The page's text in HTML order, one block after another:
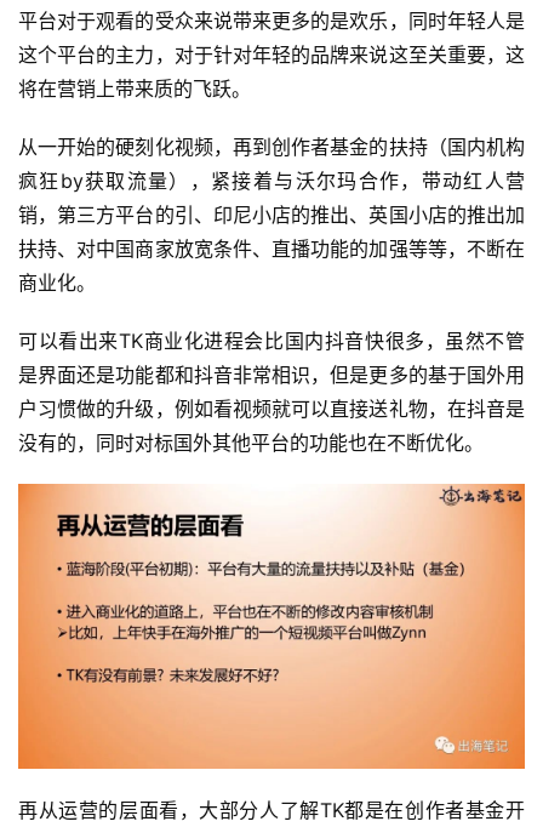
平台对于观看的受众来说带来更多的是欢乐，同时年轻人是
这个平台的主力，对于针对年轻的品牌来说这至关重要，这
将在营销上带来质的飞跃。
从一开始的硬刻化视频，再到创作者基金的扶持（国内机构
疯狂by获取流量），紧接着与沃尔玛合作，带动红人营
销，第三方平台的引、印尼小店的推出、英国小店的推出加
扶持、对中国商家放宽条件、直播功能的加强等等，不断在
商业化。
可以看出来TK商业化进程会比国内抖音快很多，虽然不管
是界面还是功能都和抖音非常相识，但是更多的基于国外用
户习惯做的升级，例如看视频就可以直接送礼物，在抖音是
没有的，同时对标国外其他平台的功能也在不断优化。
再从运营的层面看，大部分人了解TK都是在创作者基金开